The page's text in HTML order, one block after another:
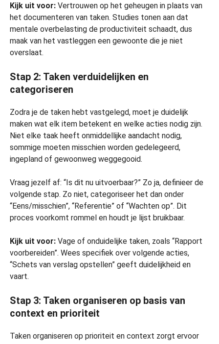
Kijk uit voor: Vertrouwen op het geheugen in plaats van
het documenteren van taken. Studies tonen aan dat
mentale overbelasting de productiviteit schaadt, dus
maak van het vastleggen een gewoonte die je niet
overslaat.
Stap 2: Taken verduidelijken en
categoriseren
Zodra je de taken hebt vastgelegd, moet je duidelijk
maken wat elk item betekent en welke acties nodig zijn.
Niet elke taak heeft onmiddellijke aandacht nodig,
sommige moeten misschien worden gedelegeerd,
ingepland of gewoonweg weggegooid.
Vraag jezelf af: “Is dit nu uitvoerbaar?” Zo ja, definieer de
volgende stap. Zo niet, categoriseer het dan onder
“Eens/misschien”, “Referentie” of “Wachten op”. Dit
proces voorkomt rommel en houdt je lijst bruikbaar.
Kijk uit voor: Vage of onduidelijke taken, zoals “Rapport
voorbereiden”. Wees specifiek over volgende acties,
“Schets van verslag opstellen” geeft duidelijkheid en
vaart.
Stap 3: Taken organiseren op basis van
context en prioriteit
Taken organiseren op prioriteit en context zorgt ervoor